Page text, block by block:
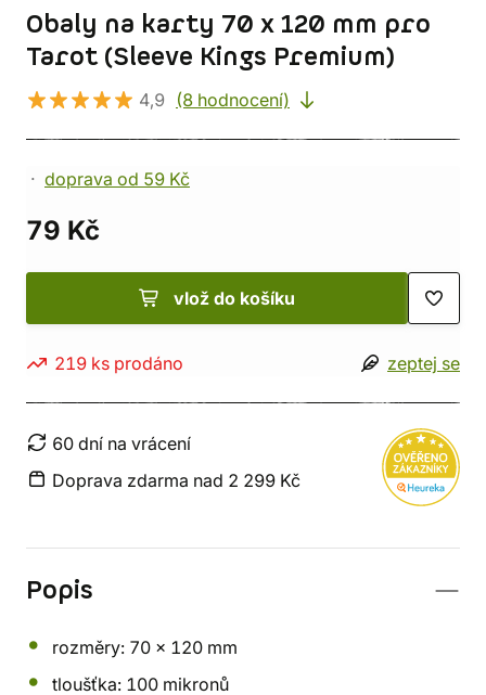
Obaly na karty 70 x 120 mm pro
Tarot (Sleeve Kings Premium)
4,9 (8 hodnocení)
doprava od 59 Kč
79 Kč
vlož do košíku
219 ks prodáno zeptej se
60 dní na vrácení
Doprava zdarma nad 2 299 Kč
Popis
rozměry: 70 x 120 mm
tloušťka: 100 mikronů